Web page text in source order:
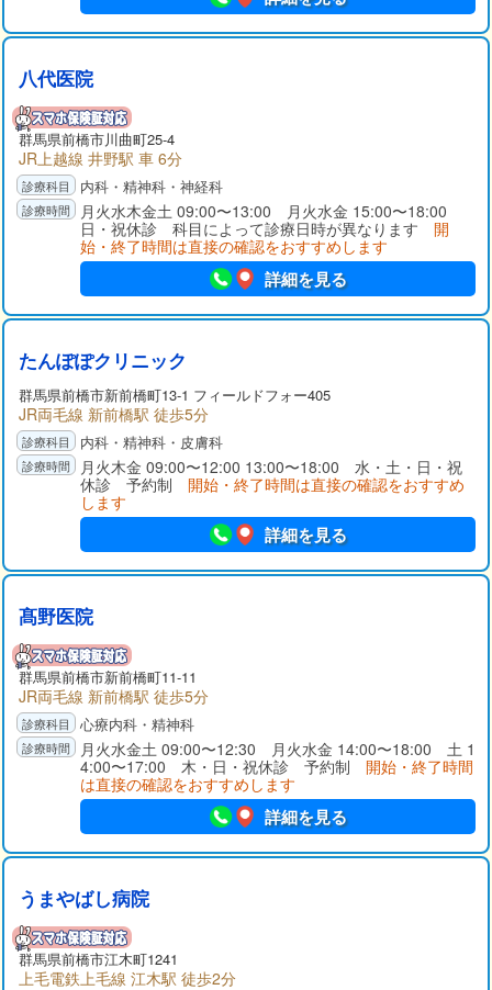
八代医院
群馬県前橋市川曲町25-4
JR上越線 井野駅 車 6分
内科・精神科・神経科
月火水木金土 09:00〜13:00 月火水金 15:00〜18:00
日・祝休診 科目によって診療日時が異なります 開
始・終了時間は直接の確認をおすすめします
詳細を見る
たんぽぽクリニック
群馬県前橋市新前橋町13-1 フィールドフォー405
JR両毛線 新前橋駅 徒歩5分
内科・精神科・皮膚科
月火木金 09:00〜12:00 13:00〜18:00 水・土・日・祝
休診 予約制 開始・終了時間は直接の確認をおすすめ
します
詳細を見る
髙野医院
群馬県前橋市新前橋町11-11
JR両毛線 新前橋駅 徒歩5分
心療内科・精神科
月火水金土 09:00〜12:30 月火水金 14:00〜18:00 土 1
4:00〜17:00 木・日・祝休診 予約制 開始・終了時間
は直接の確認をおすすめします
詳細を見る
うまやばし病院
群馬県前橋市江木町1241
上毛電鉄上毛線 江木駅 徒歩2分